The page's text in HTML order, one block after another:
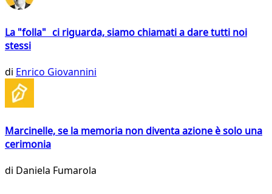
La "folla" ci riguarda, siamo chiamati a dare tutti noi
stessi
di Enrico Giovannini
Marcinelle, se la memoria non diventa azione è solo una
cerimonia
di Daniela Fumarola